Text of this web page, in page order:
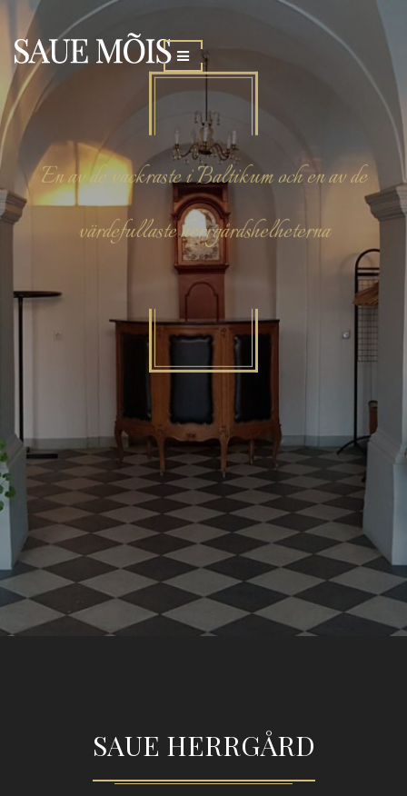
En av de vackraste i Baltikum och en av de
värdefullaste herrgårdshelheterna
SAUE MÕIS
SAUE HERRGÅRD